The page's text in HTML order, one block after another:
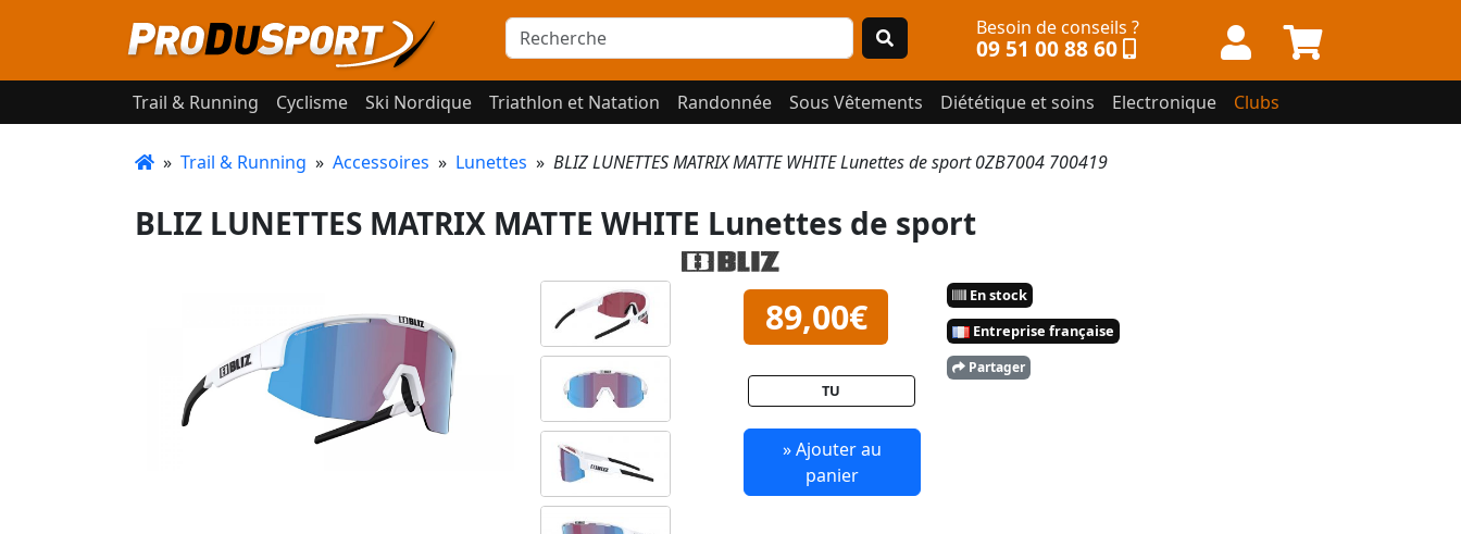
Besoin de conseils ?
09 51 00 88 60
Trail & Running Cyclisme Ski Nordique Triathlon et Natation Randonnée Sous Vêtements Diététique et soins Electronique Clubs
» Trail & Running » Accessoires » Lunettes » BLIZ LUNETTES MATRIX MATTE WHITE Lunettes de sport 0ZB7004 700419
BLIZ LUNETTES MATRIX MATTE WHITE Lunettes de sport
89,00€
TU
» Ajouter au
panier
En stock
Entreprise française
Partager